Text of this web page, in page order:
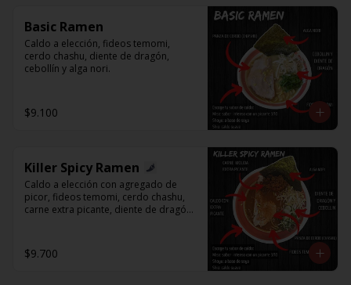
Basic Ramen
Caldo a elección, fideos temomi,
cerdo chashu, diente de dragón,
cebollín y alga nori.
$9.100
Killer Spicy Ramen
Caldo a elección con agregado de
picor, fideos temomi, cerdo chashu,
carne extra picante, diente de dragón,
$9.700